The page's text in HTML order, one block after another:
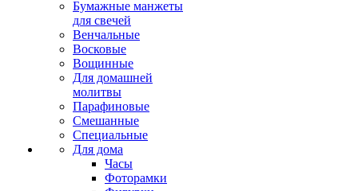
Бумажные манжеты
для свечей
Венчальные
Восковые
Вощинные
Для домашней
молитвы
Парафиновые
Смешанные
Специальные
Для дома
Часы
Фоторамки